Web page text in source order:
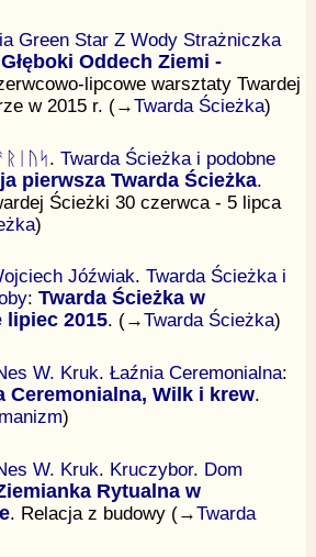
Green Star Z Wody Strażniczka
Głęboki Oddech Ziemi -
lipcowe warsztaty Twardej
w 2015 r. (→Twarda Ścieżka)
. Twarda Ścieżka i podobne
pierwsza Twarda Ścieżka.
Ścieżki 30 czerwca - 5 lipca
)
Jóźwiak. Twarda Ścieżka i
: Twarda Ścieżka w
lipiec 2015. (→Twarda Ścieżka)
W. Kruk. Łaźnia Ceremonialna:
Ceremonialna, Wilk i krew.
)
W. Kruk. Kruczybor. Dom
Rytualna w
. Relacja z budowy (→Twarda